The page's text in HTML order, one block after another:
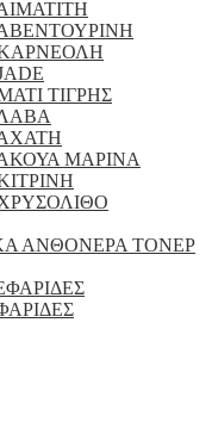
ΤΙΓΡΗΣ
ΜΑΡΙΝΑ
ΑΝΘΟΝΕΡΑ ΤΟΝΕΡ